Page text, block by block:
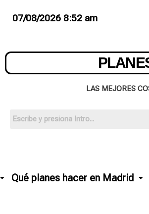
07/08/2026 8:52 am
LAS MEJORES
Qué planes hacer en Madrid